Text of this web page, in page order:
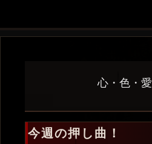
心・色・
今週の押し曲！